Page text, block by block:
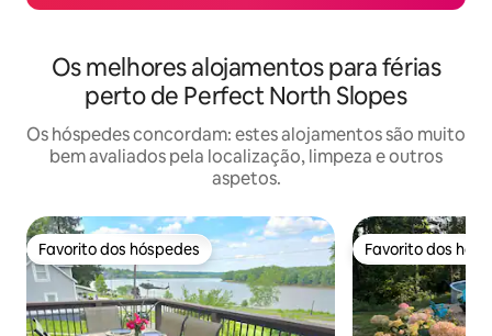
Os melhores alojamentos para férias
perto de Perfect North Slopes
Os hóspedes concordam: estes alojamentos são muito
bem avaliados pela localização, limpeza e outros
aspetos.
Favorito dos hóspedes
Favorito dos hóspedes Favorito dos
Favorito dos